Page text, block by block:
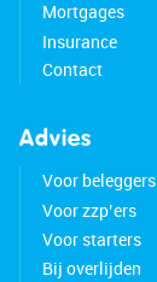
Mortgages
Insurance
Contact
Advies
Voor beleggers
Voor zzp’ers
Voor starters
Bij overlijden